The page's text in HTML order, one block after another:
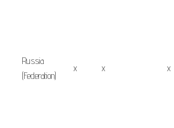
Russia
(Federation)
x x x